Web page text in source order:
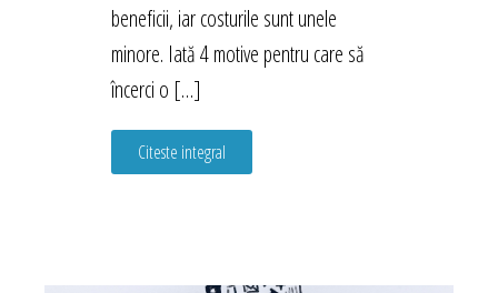
beneficii, iar costurile sunt unele
minore. Iată 4 motive pentru care să
încerci o […]
Citeste integral